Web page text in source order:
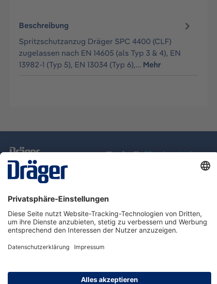
Beschreibung
Spritzschutzanzug Dräger SPC 4400 (CLF)
zugelassen nach EN 14605 (als Typ 3 & 4), EN
13982-1 (Typ 5), EN 13034 (Typ 6),… Mehr
Technikfür das Leben
Service-Hotline
Über Dräger
Informationen